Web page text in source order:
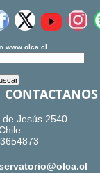
www.olca.cl
CONTACTANOS
Jesús 2540